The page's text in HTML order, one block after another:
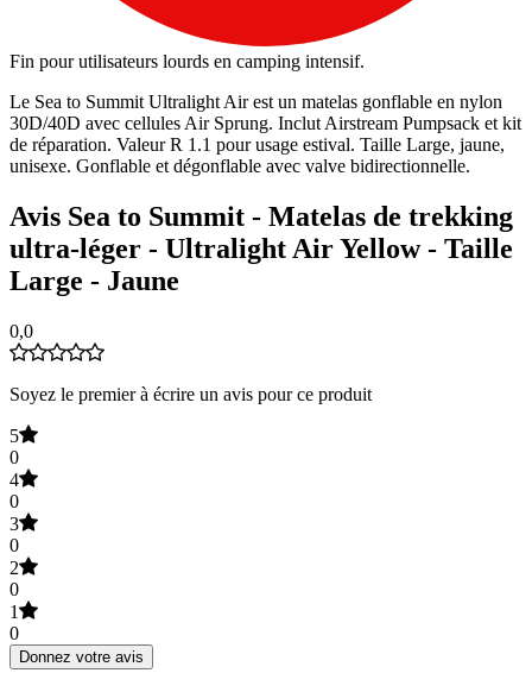
Fin pour utilisateurs lourds en camping intensif.
Le Sea to Summit Ultralight Air est un matelas gonflable en nylon
30D/40D avec cellules Air Sprung. Inclut Airstream Pumpsack et kit
de réparation. Valeur R 1.1 pour usage estival. Taille Large, jaune,
unisexe. Gonflable et dégonflable avec valve bidirectionnelle.
Avis Sea to Summit - Matelas de trekking
ultra-léger - Ultralight Air Yellow - Taille
Large - Jaune
0,0
Soyez le premier à écrire un avis pour ce produit
5
0
4
0
3
0
2
0
1
0
Donnez votre avis